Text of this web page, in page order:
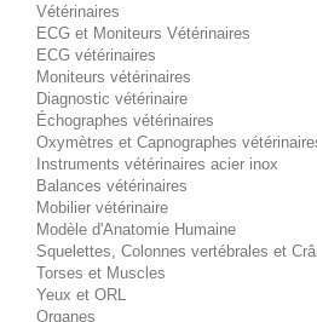
Vétérinaires
ECG et Moniteurs Vétérinaires
ECG vétérinaires
Moniteurs vétérinaires
Diagnostic vétérinaire
Échographes vétérinaires
Oxymètres et Capnographes
Instruments vétérinaires acier inox
Balances vétérinaires
Mobilier vétérinaire
Modèle d'Anatomie Humaine
Squelettes, Colonnes vertébrales et
Torses et Muscles
Yeux et ORL
Organes